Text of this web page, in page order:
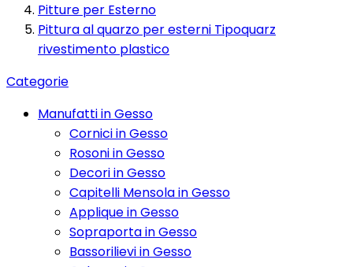
Pitture per Esterno
Pittura al quarzo per esterni Tipoquarz
rivestimento plastico
Categorie
Manufatti in Gesso
Cornici in Gesso
Rosoni in Gesso
Decori in Gesso
Capitelli Mensola in Gesso
Applique in Gesso
Sopraporta in Gesso
Bassorilievi in Gesso